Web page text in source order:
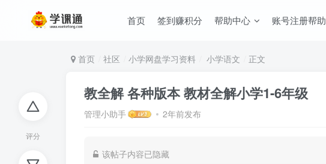
首页 签到赚积分 帮助中心 账号注册帮助
评分
首页 社区 小学网盘学习资料 小学语文 正文
教全解 各种版本 教材全解小学1-6年级
管理小助手 2年前发布
该帖子内容已隐藏